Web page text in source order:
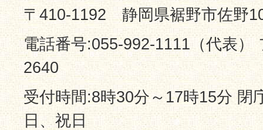
〒410-1192 静岡県裾野市佐野
電話番号:055-992-1111（代表）
2640
受付時間:8時30分～17時15分 閉
日、祝日